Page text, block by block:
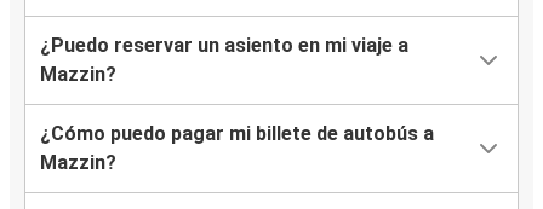
¿Puedo reservar un asiento en mi viaje a
Mazzin?
¿Cómo puedo pagar mi billete de autobús a
Mazzin?